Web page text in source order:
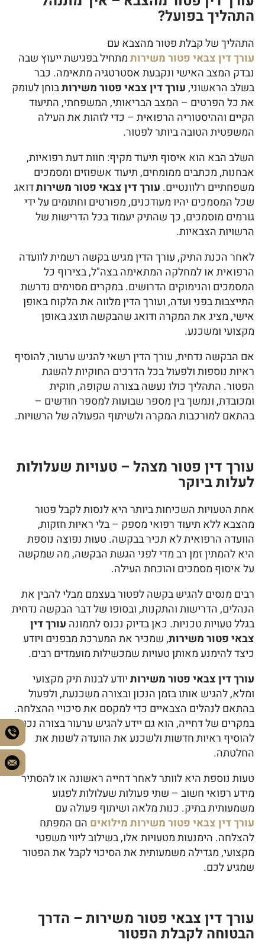
התהליך בפועל?
התהליך של קבלת פטור מהצבא עם
עורך דין צבאי פטור משירותמתחיל בפגישת ייעוץ שבה
נבדק המצב האישי ונקבעת אסטרטגיה מתאימה. כבר
בשלב הראשוני,עורך דין צבאי פטור משירותבוחן לעומק
את כל הפרטים – המצב הבריאותי, המשפחתי, התיעוד
הקיים וההיסטוריה הרפואית – כדי לזהות את העילה
המשפטית הטובה ביותר לפטור.
השלב הבא הוא איסוף תיעוד מקיף: חוות דעת רפואיות,
אבחנות, מכתבים ממומחים, תיעוד אשפוזים ומסמכים
משפחתיים רלוונטיים. עורך דין צבאי פטור משירותדואג
שכל המסמכים יהיו מעודכנים, מפורטים וחתומים על ידי
גורמים מוסמכים, כך שהתיק יעמוד בכל הדרישות של
הרשויות הצבאיות.
לאחר הכנת התיק, עורך הדין מגיש בקשה רשמית לוועדה
הרפואית או למחלקה המתאימה בצה"ל, בצירוף כל
המסמכים והנימוקים הדרושים. במקרים מסוימים נדרשת
התייצבות בפני ועדה, ועורך הדין מלווה את הלקוח באופן
אישי, מציג את המקרה ודואג שהבקשה תוצג באופן
מקצועי ומשכנע.
אם הבקשה נדחית, עורך הדין רשאי להגיש ערעור, להוסיף
ראיות נוספות ולפעול בכל הדרכים החוקיות להשגת
הפטור. התהליך כולו נעשה בצורה שקופה, חוקית
ומכובדת, ונמשך בין מספר שבועות למספר חודשים –
בהתאם למורכבות המקרה ולשיתוף הפעולה של הרשויות.
עורך דין פטור מצהל – טעויות שעלולות
לעלות ביוקר
אחת הטעויות השכיחות ביותר היא לנסות לקבל פטור
מהצבא ללא תיעוד רפואי מספק – בלי ראיות חזקות,
הוועדה הרפואית לא תכיר בבקשה. טעות נפוצה נוספת
היא להמתין זמן רב מדי לפני הגשת הבקשה, מה שמקשה
על איסוף מסמכים והוכחת העילה.
רבים מנסים להגיש בקשה לפטור בעצמם מבלי להבין את
הנהלים, הדרישות והתקנות, ובסופו של דבר הבקשה נדחית
בגלל טעויות טכניות. כאן בדיוק נכנס לתמונה עורך דין
צבאי פטור משירות, שמכיר את המערכת מבפנים ויודע
כיצד להימנע מאותן טעויות שמכשילות מועמדים רבים.
עורך דין צבאי פטור משירותיודע לבנות תיק מקצועי
ומלא, להגיש אותו בזמן הנכון ובצורה משכנעת, ולפעול
בהתאם לנהלים הצבאיים כדי למקסם את סיכויי ההצלחה.
במקרים של דחייה, הוא גם יידע להגיש ערעור בצורה נכונה,
להוסיף ראיות חדשות ולשכנע את הוועדה לשנות את
החלטתה.
טעות נוספת היא לוותר לאחר דחייה ראשונה או להסתיר
מידע רפואי חשוב – שתי פעולות שעלולות לפגוע
משמעותית בתיק. כנות מלאה ושיתוף פעולה עם
עורך דין צבאי פטור משירותמילואים הם המפתח
להצלחה. הימנעות מטעויות אלו, בשילוב ליווי משפטי
מקצועי, מגדילה משמעותית את הסיכוי לקבל את הפטור
שמגיע לכם.
עורך דין צבאי פטור משירות – הדרך
הבטוחה לקבלת הפטור